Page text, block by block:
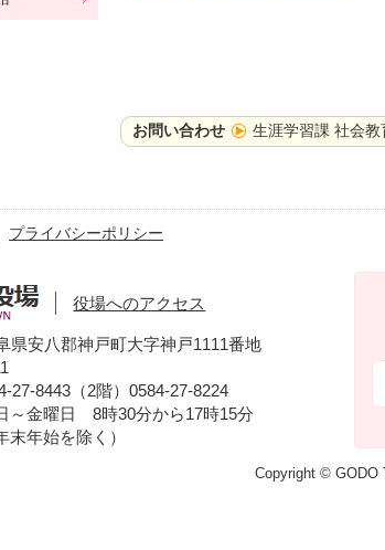
お問い合わせ 生涯学習課 社会
プライバシーポリシー
役場へのアクセス
安八郡神戸町大字神戸1111番地
27-8443（2階）0584-27-8224
～金曜日 8時30分から17時15分
末年始を除く）
Copyright © GODO